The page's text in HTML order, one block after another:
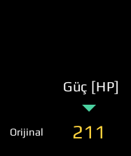
Güç [HP]
Orijinal 211